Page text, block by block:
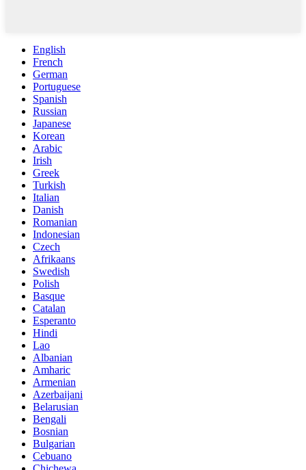
English
French
German
Portuguese
Spanish
Russian
Japanese
Korean
Arabic
Irish
Greek
Turkish
Italian
Danish
Romanian
Indonesian
Czech
Afrikaans
Swedish
Polish
Basque
Catalan
Esperanto
Hindi
Lao
Albanian
Amharic
Armenian
Azerbaijani
Belarusian
Bengali
Bosnian
Bulgarian
Cebuano